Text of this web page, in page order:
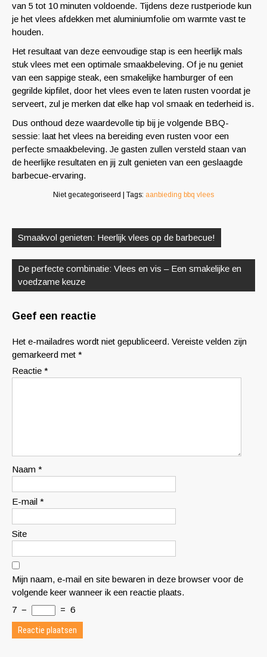
van 5 tot 10 minuten voldoende. Tijdens deze rustperiode kun
je het vlees afdekken met aluminiumfolie om warmte vast te
houden.
Het resultaat van deze eenvoudige stap is een heerlijk mals
stuk vlees met een optimale smaakbeleving. Of je nu geniet
van een sappige steak, een smakelijke hamburger of een
gegrilde kipfilet, door het vlees even te laten rusten voordat je
serveert, zul je merken dat elke hap vol smaak en tederheid is.
Dus onthoud deze waardevolle tip bij je volgende BBQ-
sessie: laat het vlees na bereiding even rusten voor een
perfecte smaakbeleving. Je gasten zullen versteld staan van
de heerlijke resultaten en jij zult genieten van een geslaagde
barbecue-ervaring.
Niet gecategoriseerd | Tags: aanbieding bbq vlees
Smaakvol genieten: Heerlijk vlees op de barbecue!
De perfecte combinatie: Vlees en vis – Een smakelijke en
voedzame keuze
Geef een reactie
Het e-mailadres wordt niet gepubliceerd. Vereiste velden zijn
gemarkeerd met *
Reactie *
Naam *
E-mail *
Site
Mijn naam, e-mail en site bewaren in deze browser voor de
volgende keer wanneer ik een reactie plaats.
7 − = 6